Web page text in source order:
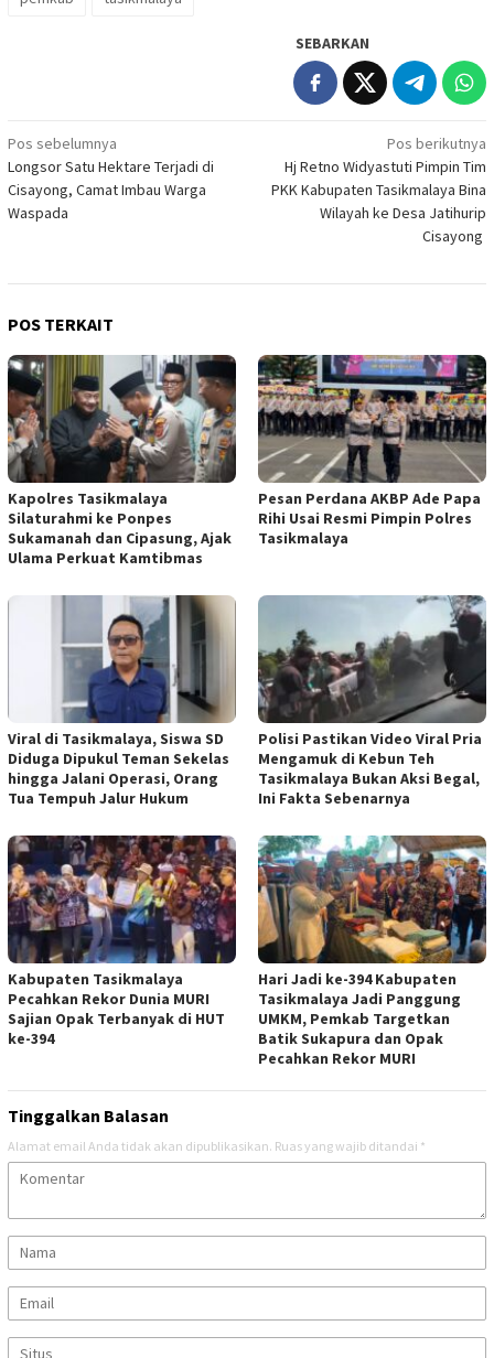
SEBARKAN
Navigasi
pos
Pos sebelumnya
Longsor Satu Hektare Terjadi di
Cisayong, Camat Imbau Warga
Waspada
Pos berikutnya
Hj Retno Widyastuti Pimpin Tim
PKK Kabupaten Tasikmalaya Bina
Wilayah ke Desa Jatihurip
Cisayong
POS TERKAIT
Kapolres Tasikmalaya
Silaturahmi ke Ponpes
Sukamanah dan Cipasung, Ajak
Ulama Perkuat Kamtibmas
Pesan Perdana AKBP Ade Papa
Rihi Usai Resmi Pimpin Polres
Tasikmalaya
Viral di Tasikmalaya, Siswa SD
Diduga Dipukul Teman Sekelas
hingga Jalani Operasi, Orang
Tua Tempuh Jalur Hukum
Polisi Pastikan Video Viral Pria
Mengamuk di Kebun Teh
Tasikmalaya Bukan Aksi Begal,
Ini Fakta Sebenarnya
Kabupaten Tasikmalaya
Pecahkan Rekor Dunia MURI
Sajian Opak Terbanyak di HUT
ke-394
Hari Jadi ke-394 Kabupaten
Tasikmalaya Jadi Panggung
UMKM, Pemkab Targetkan
Batik Sukapura dan Opak
Pecahkan Rekor MURI
Tinggalkan Balasan
Alamat email Anda tidak akan dipublikasikan. Ruas yang wajib ditandai *